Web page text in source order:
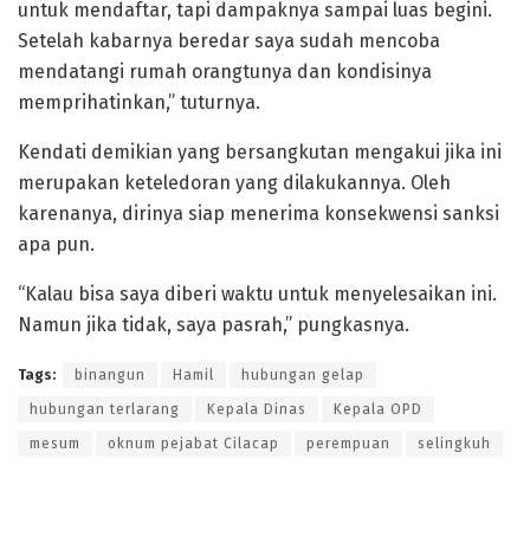
untuk mendaftar, tapi dampaknya sampai luas begini.
Setelah kabarnya beredar saya sudah mencoba
mendatangi rumah orangtunya dan kondisinya
memprihatinkan,” tuturnya.
Kendati demikian yang bersangkutan mengakui jika ini
merupakan keteledoran yang dilakukannya. Oleh
karenanya, dirinya siap menerima konsekwensi sanksi
apa pun.
“Kalau bisa saya diberi waktu untuk menyelesaikan ini.
Namun jika tidak, saya pasrah,” pungkasnya.
Tags: binangun Hamil hubungan gelap
hubungan terlarang Kepala Dinas Kepala OPD
mesum oknum pejabat Cilacap perempuan selingkuh